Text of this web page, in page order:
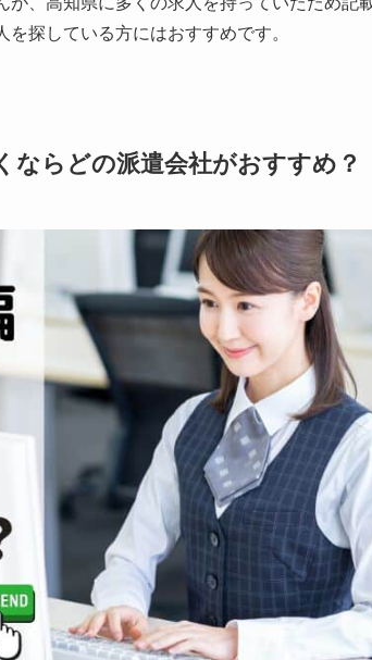
探している方にはおすすめです。
ならどの派遣会社がおすすめ？